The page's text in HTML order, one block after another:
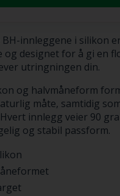
innleggene i silikon
og designet for å gi en
utringningen din.
og halvmåneform
måte, samtidig
innlegg veier 90
og stabil passform.